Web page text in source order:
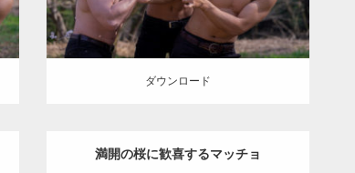
ダウンロード
ダウンロード
満開の桜に歓喜するマッチョ